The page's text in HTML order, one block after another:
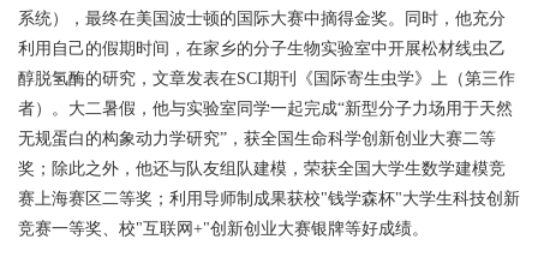
系统），最终在美国波士顿的国际大赛中摘得金奖。同时，他充分
利用自己的假期时间，在家乡的分子生物实验室中开展松材线虫乙
醇脱氢酶的研究，文章发表在SCI期刊《国际寄生虫学》上（第三作
者）。大二暑假，他与实验室同学一起完成“新型分子力场用于天然
无规蛋白的构象动力学研究”，获全国生命科学创新创业大赛二等
奖；除此之外，他还与队友组队建模，荣获全国大学生数学建模竞
赛上海赛区二等奖；利用导师制成果获校"钱学森杯"大学生科技创新
竞赛一等奖、校"互联网+"创新创业大赛银牌等好成绩。